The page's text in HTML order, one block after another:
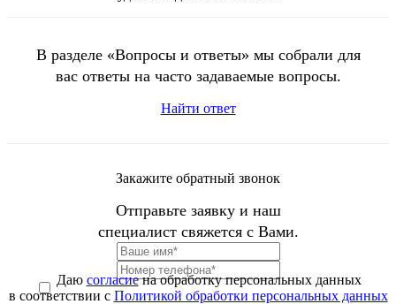
В разделе «Вопросы и ответы» мы собрали для
вас ответы на часто задаваемые вопросы.
Найти ответ
Закажите обратный звонок
Отправьте заявку и наш
специалист свяжется с Вами.
Даю согласиена обработку персональных данных
в соответствии с Политикой обработки персональных данных